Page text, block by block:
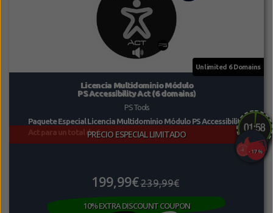
Licencia Multidominio Módulo
PS Accessibility Act (6 domains)
PS Tools
Paquete Especial Licencia Multidominio Módulo PS Accessibility
Act para un total de 6...PRECIO ESPECIAL LIMITADO
10% EXTRA DISCOUNT COUPON
199,99€239,99€
-17%